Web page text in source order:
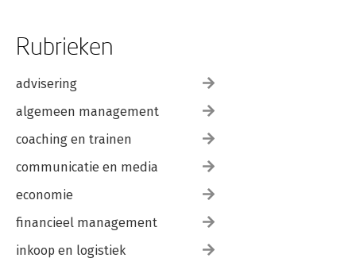
Rubrieken
advisering
algemeen management
coaching en trainen
communicatie en media
economie
financieel management
inkoop en logistiek